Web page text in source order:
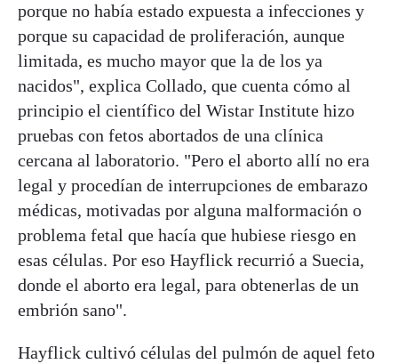
porque no había estado expuesta a infecciones y
porque su capacidad de proliferación, aunque
limitada, es mucho mayor que la de los ya
nacidos", explica Collado, que cuenta cómo al
principio el científico del Wistar Institute hizo
pruebas con fetos abortados de una clínica
cercana al laboratorio. "Pero el aborto allí no era
legal y procedían de interrupciones de embarazo
médicas, motivadas por alguna malformación o
problema fetal que hacía que hubiese riesgo en
esas células. Por eso Hayflick recurrió a Suecia,
donde el aborto era legal, para obtenerlas de un
embrión sano".
Hayflick cultivó células del pulmón de aquel feto